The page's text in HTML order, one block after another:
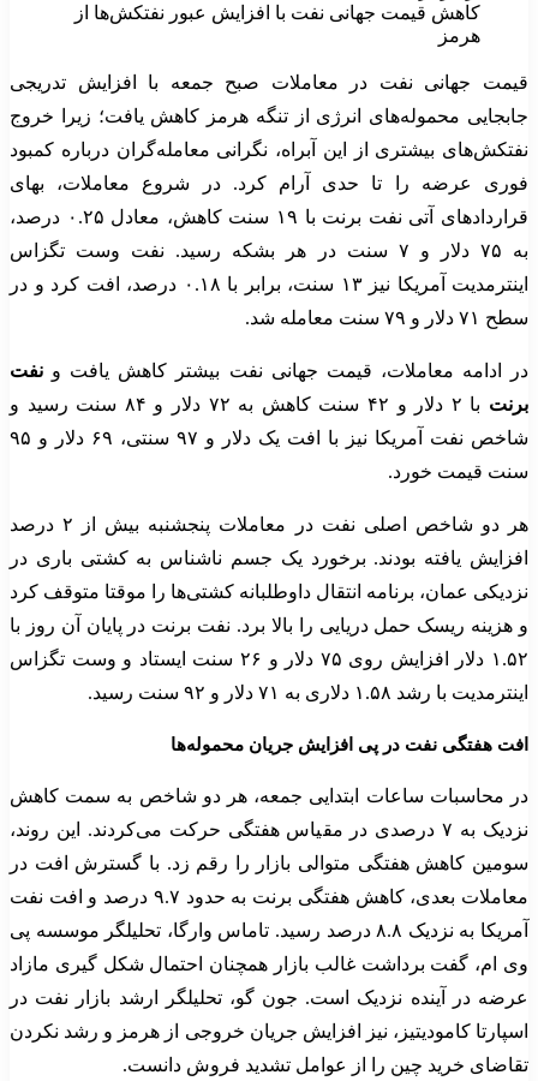
کاهش قیمت جهانی نفت با افزایش عبور نفتکش‌ها از
هرمز
قیمت جهانی نفت در معاملات صبح جمعه با افزایش تدریجی
جابجایی محموله‌های انرژی از تنگه هرمز کاهش یافت؛ زیرا خروج
نفتکش‌های بیشتری از این آبراه، نگرانی معامله‌گران درباره کمبود
فوری عرضه را تا حدی آرام کرد. در شروع معاملات، بهای
قراردادهای آتی نفت برنت با ۱۹ سنت کاهش، معادل ۰.۲۵ درصد،
به ۷۵ دلار و ۷ سنت در هر بشکه رسید. نفت وست تگزاس
اینترمدیت آمریکا نیز ۱۳ سنت، برابر با ۰.۱۸ درصد، افت کرد و در
سطح ۷۱ دلار و ۷۹ سنت معامله شد.
در ادامه معاملات، قیمت جهانی نفت بیشتر کاهش یافت و نفت
برنت
با ۲ دلار و ۴۲ سنت کاهش به ۷۲ دلار و ۸۴ سنت رسید و
شاخص نفت آمریکا نیز با افت یک دلار و ۹۷ سنتی، ۶۹ دلار و ۹۵
سنت قیمت خورد.
هر دو شاخص اصلی نفت در معاملات پنجشنبه بیش از ۲ درصد
افزایش یافته بودند. برخورد یک جسم ناشناس به کشتی باری در
نزدیکی عمان، برنامه انتقال داوطلبانه کشتی‌ها را موقتا متوقف کرد
و هزینه ریسک حمل دریایی را بالا برد. نفت برنت در پایان آن روز با
۱.۵۲ دلار افزایش روی ۷۵ دلار و ۲۶ سنت ایستاد و وست تگزاس
اینترمدیت با رشد ۱.۵۸ دلاری به ۷۱ دلار و ۹۲ سنت رسید.
افت هفتگی نفت در پی افزایش جریان محموله‌ها
در محاسبات ساعات ابتدایی جمعه، هر دو شاخص به سمت کاهش
نزدیک به ۷ درصدی در مقیاس هفتگی حرکت می‌کردند. این روند،
سومین کاهش هفتگی متوالی بازار را رقم زد. با گسترش افت در
معاملات بعدی، کاهش هفتگی برنت به حدود ۹.۷ درصد و افت نفت
آمریکا به نزدیک ۸.۸ درصد رسید. تاماس وارگا، تحلیلگر موسسه پی
وی ام، گفت برداشت غالب بازار همچنان احتمال شکل گیری مازاد
عرضه در آینده نزدیک است. جون گو، تحلیلگر ارشد بازار نفت در
اسپارتا کامودیتیز، نیز افزایش جریان خروجی از هرمز و رشد نکردن
تقاضای خرید چین را از عوامل تشدید فروش دانست.